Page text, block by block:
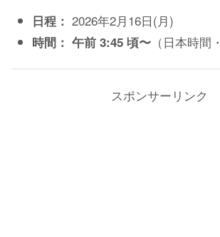
日程： 2026年2月16日(月)
時間： 午前 3:45 頃〜 （日本時間
スポンサーリンク